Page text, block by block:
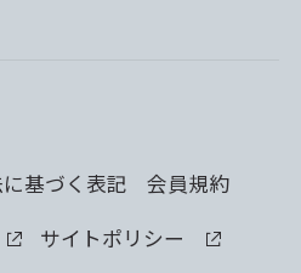
基づく表記
会員規約
サイトポリシー